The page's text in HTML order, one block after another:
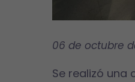
06 de octubre
Se realizó